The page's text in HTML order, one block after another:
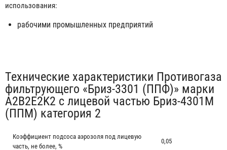
использования:
рабочими промышленных предприятий
Табы
Технические характеристики Противогаза
фильтрующего «Бриз-3301 (ППФ)» марки
A2B2E2K2 с лицевой частью Бриз-4301М
(ППМ) категория 2
Коэффициент подсоса аэрозоля под лицевую
часть, не более, %
0,05